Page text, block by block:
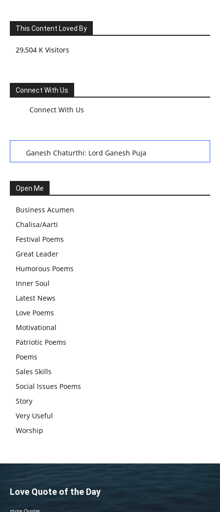
This Content Loved By
29,504 K Visitors
Connect With Us
Connect With Us
Ganesh Chaturthi: Lord Ganesh Puja
Festival: A Celebration of Tradition and Womanhood
स्वामी अवधेशानंद जी गिरि के जीवन सूत्र:किन चीजों के कारण लोग अशांत
और असंतुलित रहते हैं?
आज का जीवन मंत्र:महिलाएं पुरुषों से श्रेष्ठ होती हैं, हमेशा उनका सम्मान
करना चाहिए और उन्हें पूजनीय दृष्टि से देखना चाहिए
वट सावित्री पूजा विधि और कथा:इस व्रत में सौलह श्रृंगार से सजती हैं
महिलाएं, करती हैं देवी सावित्री और बरगद की पूजा
CBSE 12वीं परीक्षा रद्द होने का असर:बच्चों को अब फोकस कॉम्पिटिटिव
एग्जाम पर करना चाहिए, तनाव लेने की जरूरत नहीं
Open Me
Business Acumen
Chalisa/Aarti
Festival Poems
Great Leader
Humorous Poems
Inner Soul
Latest News
Love Poems
Motivational
Patriotic Poems
Poems
Sales Skills
Social Issues Poems
Story
Very Useful
Worship
Love Quote of the Day